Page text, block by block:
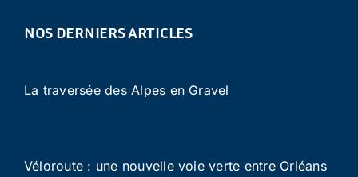
NOS DERNIERS ARTICLES
La traversée des Alpes en Gravel
Véloroute : une nouvelle voie verte entre Orléans